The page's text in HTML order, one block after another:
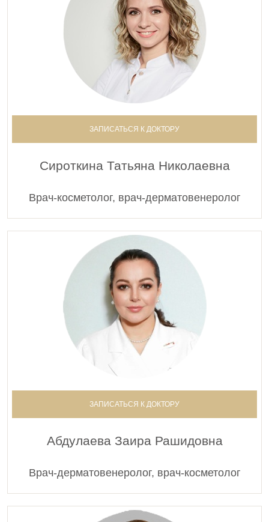
ЗАПИСАТЬСЯ К ДОКТОРУ
Сироткина Татьяна Николаевна
Врач-косметолог, врач-дерматовенеролог
ЗАПИСАТЬСЯ К ДОКТОРУ
Абдулаева Заира Рашидовна
Врач-дерматовенеролог, врач-косметолог